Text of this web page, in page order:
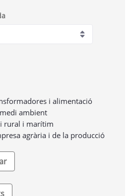
i alimentació
ambient
rural i marítim
agrària i de la producció